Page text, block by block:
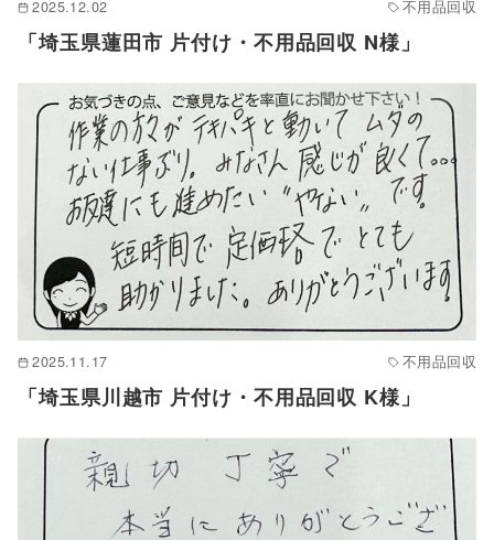
2025.12.02 不用品回収
「埼玉県蓮田市 片付け・不用品回収 N様」
2025.11.17 不用品回収
「埼玉県川越市 片付け・不用品回収 K様」